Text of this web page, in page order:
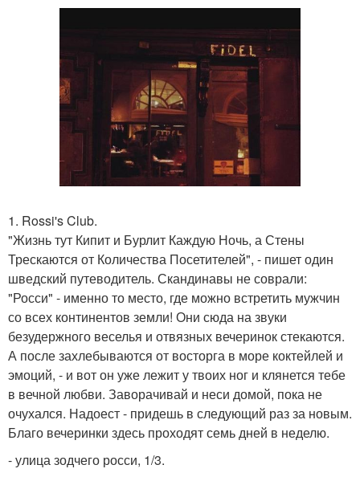
1. Rossi's Club.
"Жизнь тут Кипит и Бурлит Каждую Ночь, а Стены
Трескаются от Количества Посетителей", - пишет один
шведский путеводитель. Скандинавы не соврали:
"Росси" - именно то место, где можно встретить мужчин
со всех континентов земли! Они сюда на звуки
безудержного веселья и отвязных вечеринок стекаются.
А после захлебываются от восторга в море коктейлей и
эмоций, - и вот он уже лежит у твоих ног и клянется тебе
в вечной любви. Заворачивай и неси домой, пока не
очухался. Надоест - придешь в следующий раз за новым.
Благо вечеринки здесь проходят семь дней в неделю.
- улица зодчего росси, 1/3.